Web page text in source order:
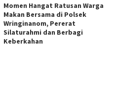
Momen Hangat Ratusan Warga
Makan Bersama di Polsek
Wringinanom, Pererat
Silaturahmi dan Berbagi
Keberkahan